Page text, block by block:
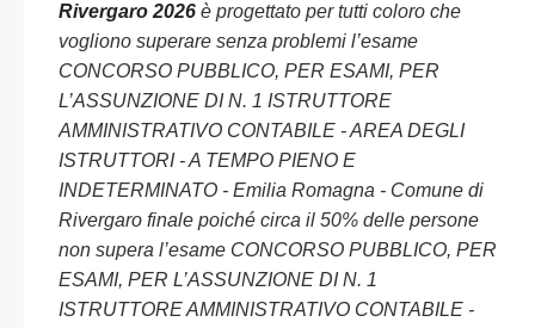
Rivergaro 2026 è progettato per tutti coloro che
vogliono superare senza problemi l’esame
CONCORSO PUBBLICO, PER ESAMI, PER
L’ASSUNZIONE DI N. 1 ISTRUTTORE
AMMINISTRATIVO CONTABILE - AREA DEGLI
ISTRUTTORI - A TEMPO PIENO E
INDETERMINATO - Emilia Romagna - Comune di
Rivergaro finale poiché circa il 50% delle persone
non supera l’esame CONCORSO PUBBLICO, PER
ESAMI, PER L’ASSUNZIONE DI N. 1
ISTRUTTORE AMMINISTRATIVO CONTABILE -